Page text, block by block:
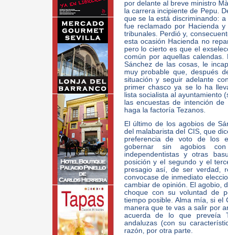
por delante al breve ministro
la carrera incipiente de Pepu.
que se la está discriminando:
fue reclamado por Hacienda
tribunales. Perdió y,
esta ocasión Hacienda no
pero lo cierto es que el
común por aquellas
Sánchez de las cosas, le
muy probable que, después
situación y seguir adelante
primer chasco ya se lo ha
lista socialista al ayuntamiento
las encuestas de intención
haga la factoría Tezanos.
El último de los agobios de
del malabarista del CIS, que
preferencia de voto de los
gobernar sin agobios
independentistas y otras
posición y el segundo y el
presagio así, de ser verdad,
convocase de inmediato
cambiar de opinión. El agobio,
choque con su voluntad de
tiempo posible. Alma mía, si el
manera que te vas a salir por
acuerda de lo que preveía
andaluzas (con su
razón, por otra parte.